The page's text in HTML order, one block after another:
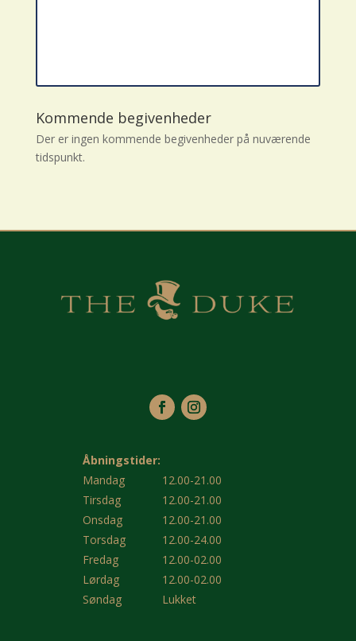
Kommende begivenheder
Der er ingen kommende begivenheder på nuværende
tidspunkt.
Åbningstider:
Mandag
12.00-21.00
Tirsdag
12.00-21.00
Onsdag
12.00-21.00
Torsdag
12.00-24.00
Fredag
12.00-02.00
Lørdag
12.00-02.00
Søndag
Lukket